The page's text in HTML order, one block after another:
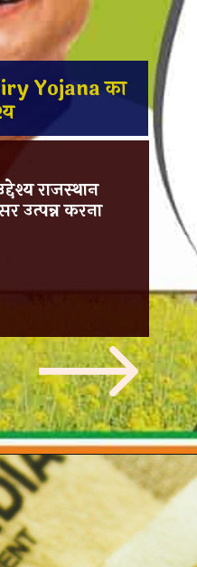
Yojana का
राजस्थान
उत्पन्न करना